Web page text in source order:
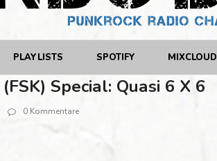
PLAYLISTS SPOTIFY MIXCLOUD
Special: Quasi 6 X 6
0 Kommentare